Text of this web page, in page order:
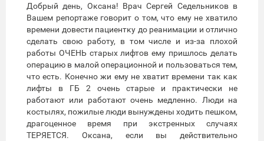
Добрый день, Оксана! Врач Сергей Седельников в
Вашем репортаже говорит о том, что ему не хватило
времени довести пациентку до реанимации и отлично
сделать свою работу, в том числе и из-за плохой
работы ОЧЕНЬ старых лифтов ему пришлось делать
операцию в малой операционной и пользоваться тем,
что есть. Конечно жи ему не хватит времени так как
лифты в ГБ 2 очень старые и практически не
работают или работают очень медленно. Люди на
костылях, пожилые люди вынуждены ходить пешком,
драгоценное время при экстренных случаях
ТЕРЯЕТСЯ. Оксана, если вы действительно